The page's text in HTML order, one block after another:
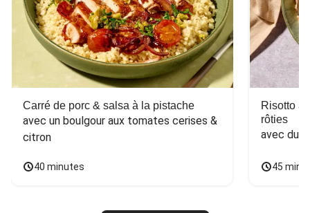
Carré de porc & salsa à la pistache
avec un boulgour aux tomates cerises &
citron
40 minutes
Risotto
rôties
avec du
45